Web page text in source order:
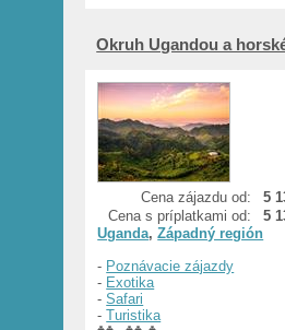
Okruh Ugandou a
Cena zájazdu od:
5
Cena s príplatkami od:
5
Uganda,Západný región
- Poznávacie zájazdy
- Exotika
-Safari
-Turistika